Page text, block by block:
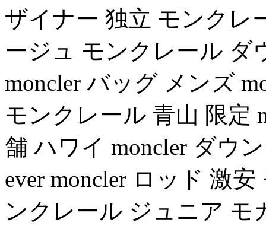
ザイナー 独立 モンクレ
ージュ モンクレール ダ
moncler バッグ メンズ
モンクレール 青山 限定
舗 ハワイ moncler ダウ
ever moncler ロッド 激
ンクレール ジュニア モ